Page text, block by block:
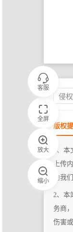
客服
全屏
放大
缩小
侵
版权
1、
上传
向我
2、本
务商
伤害